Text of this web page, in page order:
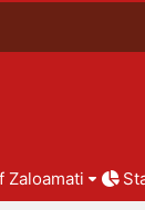
Zaloamati